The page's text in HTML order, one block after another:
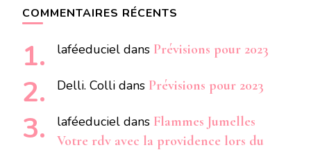
COMMENTAIRES RÉCENTS
laféeduciel dans Prévisions pour 2023
Delli. Colli dans Prévisions pour 2023
laféeduciel dans Flammes Jumelles
Votre rdv avec la providence lors du